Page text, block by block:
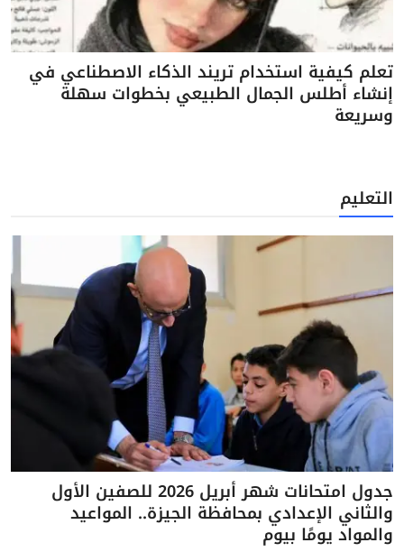
تعلم كيفية استخدام تريند الذكاء الاصطناعي في
إنشاء أطلس الجمال الطبيعي بخطوات سهلة
وسريعة
التعليم
جدول امتحانات شهر أبريل 2026 للصفين الأول
والثاني الإعدادي بمحافظة الجيزة.. المواعيد
والمواد يومًا بيوم